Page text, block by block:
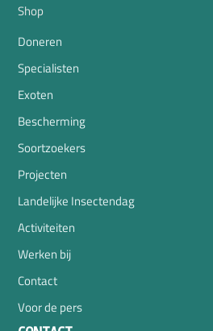
Shop
Doneren
Specialisten
Exoten
Bescherming
Soortzoekers
Projecten
Landelijke Insectendag
Activiteiten
Werken bij
Contact
Voor de pers